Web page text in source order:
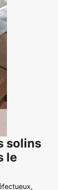
solins
le